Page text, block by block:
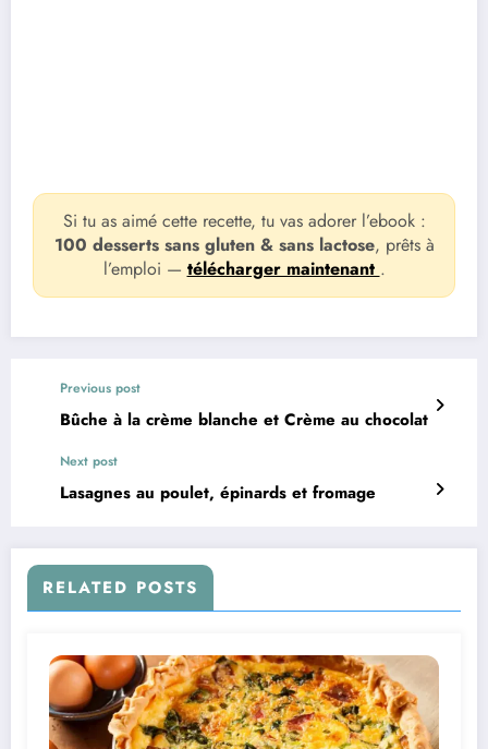
Si tu as aimé cette recette, tu vas adorer l’ebook :
100 desserts sans gluten & sans lactose, prêts à
l’emploi — télécharger maintenant .
Previous post
Bûche à la crème blanche et Crème au chocolat
Next post
Lasagnes au poulet, épinards et fromage
RELATED POSTS